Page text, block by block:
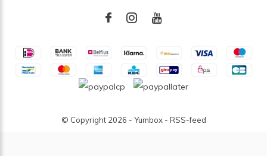
© Copyright 2026 - Yumbox - RSS-feed